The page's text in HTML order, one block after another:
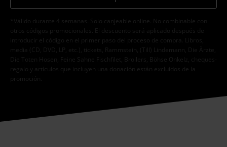
*Válido durante 4 semanas. Solo canjeable online. No combinable con
otros códigos promocionales. El descuento será aplicado después de
introducir el código en el primer paso del proceso de compra. Libros,
media (CD, DVD, LP, etc.), tickets, Rammstein, (Till) Lindemann, Die Ärzte,
Die Toten Hosen, Feine Sahne Fischfilet, Broilers, Böhse Onkelz, cheques-
regalo y artículos que incluyen una donación están excluidos de la
promoción.